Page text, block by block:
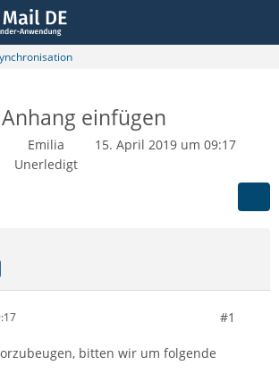
einfügen
Emilia
15. April 2019 um 09:17
Unerledigt
#1
bitten wir um folgende